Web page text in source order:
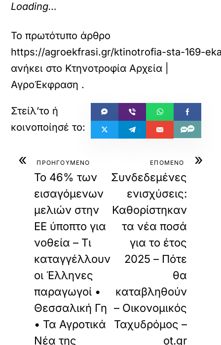
Loading…
Το πρωτότυπο άρθρο
https://agroekfrasi.gr/ktinotrofia-sta-169-
ανήκει στο Κτηνοτροφία Αρχεία |
ΑγροΈκφραση .
« ΠΡΟΗΓΟΥΜΕΝΟ
Το 46% των
εισαγόμενων
μελιών στην
ΕΕ ύποπτο για
νοθεία – Τι
καταγγέλλουν
οι Έλληνες
παραγωγοί •
Θεσσαλική Γη
• Τα Αγροτικά
Νέα της
»
ΕΠΟΜΕΝΟ
Συνδεδεμένες
ενισχύσεις:
Καθορίστηκαν
τα νέα ποσά
για το έτος
2025 – Πότε
θα
καταβληθούν
– Οικονομικός
Ταχυδρόμος –
ot.gr